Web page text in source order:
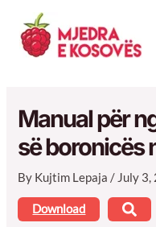
content
Manual për
së boronicës
By Kujtim Lepaja / July 3,
Download